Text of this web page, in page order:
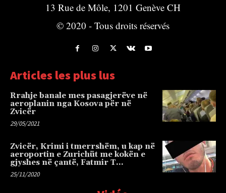
13 Rue de Môle, 1201 Genève CH
© 2020 - Tous droits réservés
Articles les plus lus
Rrahje banale mes pasagjerëve në
aeroplanin nga Kosova për në
Zvicër
29/05/2021
Zvicër, Krimi i tmerrshëm, u kap në
aeroportin e Zurichüt me kokën e
gjyshes në çantë, Fatmir T…
25/11/2020